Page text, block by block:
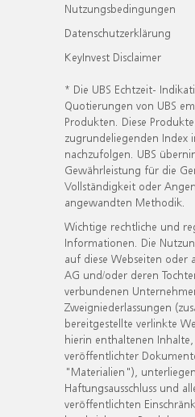
Nutzungsbedingungen
Datenschutzerklärung
KeyInvest Disclaimer
* Die UBS Echtzeit-
Quotierungen von UBS
Produkten. Diese
zugrundeliegenden Index
nachzufolgen. UBS
Gewährleistung für die
Vollständigkeit oder
angewandten Methodik.
Wichtige rechtliche und
Informationen. Die
auf diese Webseiten oder
AG und/oder deren
verbundenen
Zweigniederlassungen
bereitgestellte verlinkte
hierin enthaltenen
veröffentlichter
"Materialien"),
Haftungsausschluss und
veröffentlichten